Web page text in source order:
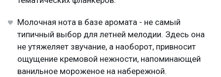
Молочная нота в базе аромата - не самый
типичный выбор для летней мелодии. Здесь она
не утяжеляет звучание, а наоборот, привносит
ощущение кремовой нежности, напоминающей
ванильное мороженое на набережной.